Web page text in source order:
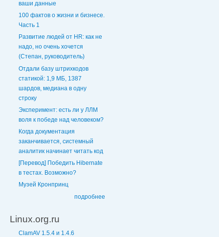
ваши данные
100 фактов о жизни и бизнесе.
Часть 1
Развитие людей от HR: как не
надо, но очень хочется
(Степан, руководитель)
Отдали базу штрихкодов
статикой: 1,9 МБ, 1387
шардов, медиана в одну
строку
Эксперимент: есть ли у ЛЛМ
воля к победе над человеком?
Когда документация
заканчивается, системный
аналитик начинает читать код
[Перевод] Победить Hibernate
в тестах. Возможно?
Музей Кронпринц
подробнее
Linux.org.ru
ClamAV 1.5.4 и 1.4.6